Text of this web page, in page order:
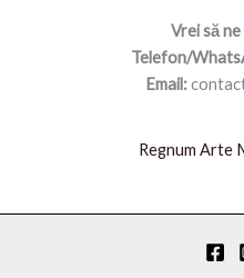
Vrei să
Telefon/
Email:
Regnum Arte